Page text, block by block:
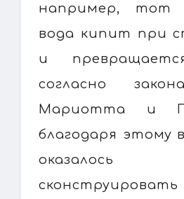
например, тот
вода кипит при
и
согласно
Мариотта и
благодаря этому
оказалось